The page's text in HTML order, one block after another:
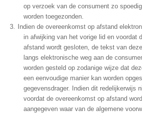
op verzoek van de consument zo
worden toegezonden.
Indien de overeenkomst op afstand
in afwijking van het vorige lid en voordat
afstand wordt gesloten, de tekst van
langs elektronische weg aan de
worden gesteld op zodanige wijze dat
een eenvoudige manier kan worden
gegevensdrager. Indien dit redelijkerwijs
voordat de overeenkomst op afstand
aangegeven waar van de algemene